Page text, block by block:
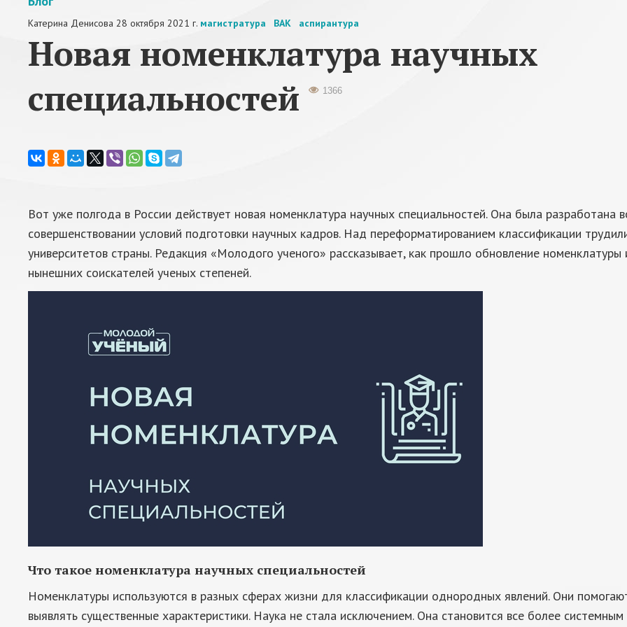
Катерина Денисова 28 октября 2021 г. магистратура ВАК аспирантура
Новая номенклатура научных
специальностей
1366
Вот уже полгода в России действует новая номенклатура научных специальностей. Она была разработана
совершенствовании условий подготовки научных кадров. Над переформатированием классификации
университетов страны. Редакция «Молодого ученого» рассказывает, как прошло обновление номенклатуры
нынешних соискателей ученых степеней.
Что такое номенклатура научных специальностей
Номенклатуры используются в разных сферах жизни для классификации однородных явлений. Они
выявлять существенные характеристики. Наука не стала исключением. Она становится все более